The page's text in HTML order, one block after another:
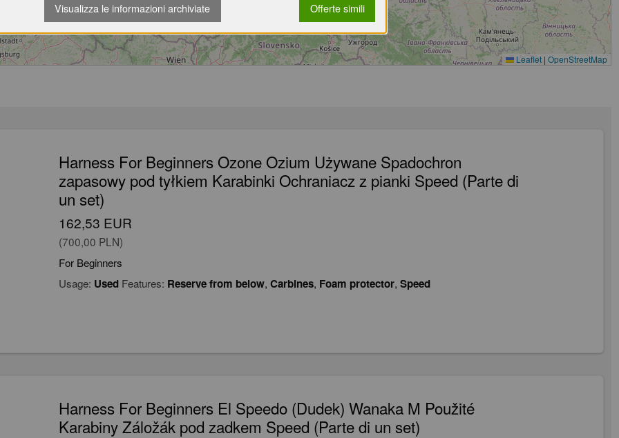
Leaflet | OpenStreetMap
Harness For Beginners Ozone Ozium Używane Spadochron
zapasowy pod tyłkiem Karabinki Ochraniacz z pianki Speed (Parte di
un set)
162,53 EUR
(700,00 PLN)
For Beginners
Usage: UsedFeatures: Reserve from below, Carbines, Foam protector, Speed
Harness For Beginners El Speedo (Dudek) Wanaka M Použité
Karabiny Záložák pod zadkem Speed (Parte di un set)
Visualizza le informazioni archiviate Offerte simili